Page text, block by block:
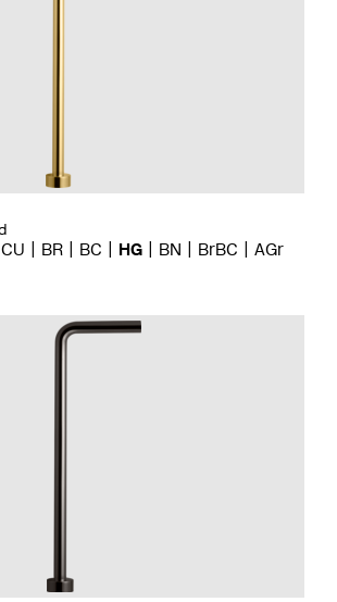
CU BR BC HG BN BrBC AGr